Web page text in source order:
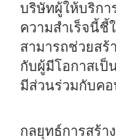
บริษัทผู้ให้บริกา
ความสำเร็จนี้ชี้
สามารถช่วยสร้
กับผู้มีโอกาสเป็
มีส่วนร่วมกับค
กลยุทธ์การสร้า